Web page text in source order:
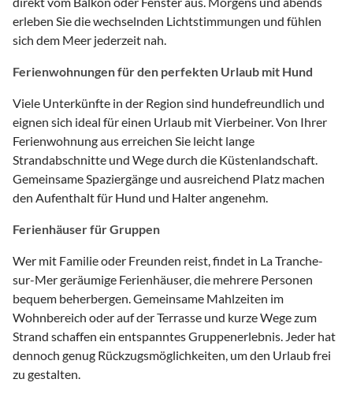
erleben Sie die wechselnden Lichtstimmungen und fühlen
sich dem Meer jederzeit nah.
Ferienwohnungen für den perfekten Urlaub mit Hund
Viele Unterkünfte in der Region sind hundefreundlich und
eignen sich ideal für einen Urlaub mit Vierbeiner. Von Ihrer
Ferienwohnung aus erreichen Sie leicht lange
Strandabschnitte und Wege durch die Küstenlandschaft.
Gemeinsame Spaziergänge und ausreichend Platz machen
den Aufenthalt für Hund und Halter angenehm.
Ferienhäuser für Gruppen
Wer mit Familie oder Freunden reist, findet in La Tranche-
sur-Mer geräumige Ferienhäuser, die mehrere Personen
bequem beherbergen. Gemeinsame Mahlzeiten im
Wohnbereich oder auf der Terrasse und kurze Wege zum
Strand schaffen ein entspanntes Gruppenerlebnis. Jeder hat
dennoch genug Rückzugsmöglichkeiten, um den Urlaub frei
zu gestalten.